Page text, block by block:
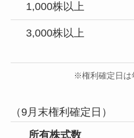
1,000株以上
3,000株以上
※権利確定日は
（9月末権利確定日）
所有株式数